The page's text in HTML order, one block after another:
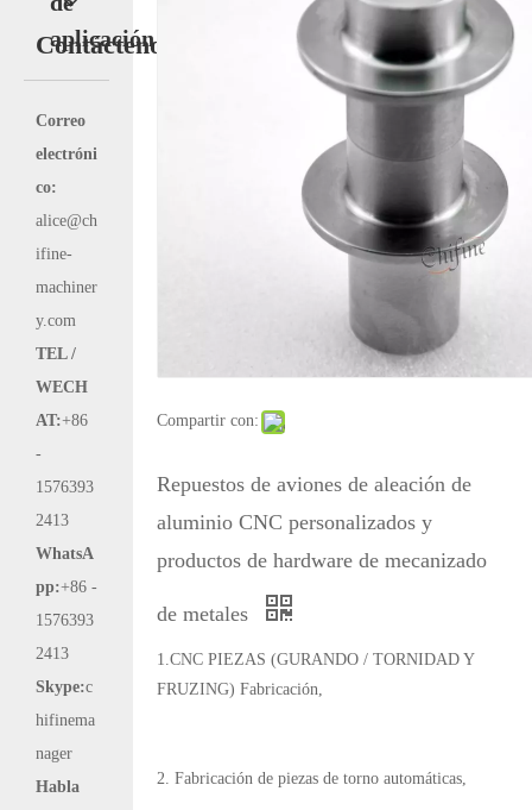
aplicación
Contáctenos
Correo
electróni
co:
alice@ch
ifine-
machiner
y.com
TEL /
WECH
AT:+86
-
1576393
2413
WhatsA
pp:+86 -
1576393
2413
Skype:c
hifinema
nager
Habla
Compartir con:
Repuestos de aviones de aleación de
aluminio CNC personalizados y
productos de hardware de mecanizado
de metales
1.CNC PIEZAS (GURANDO / TORNIDAD Y
FRUZING) Fabricación,
2. Fabricación de piezas de torno automáticas,